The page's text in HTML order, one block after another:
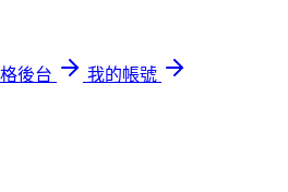
後台
我的帳號